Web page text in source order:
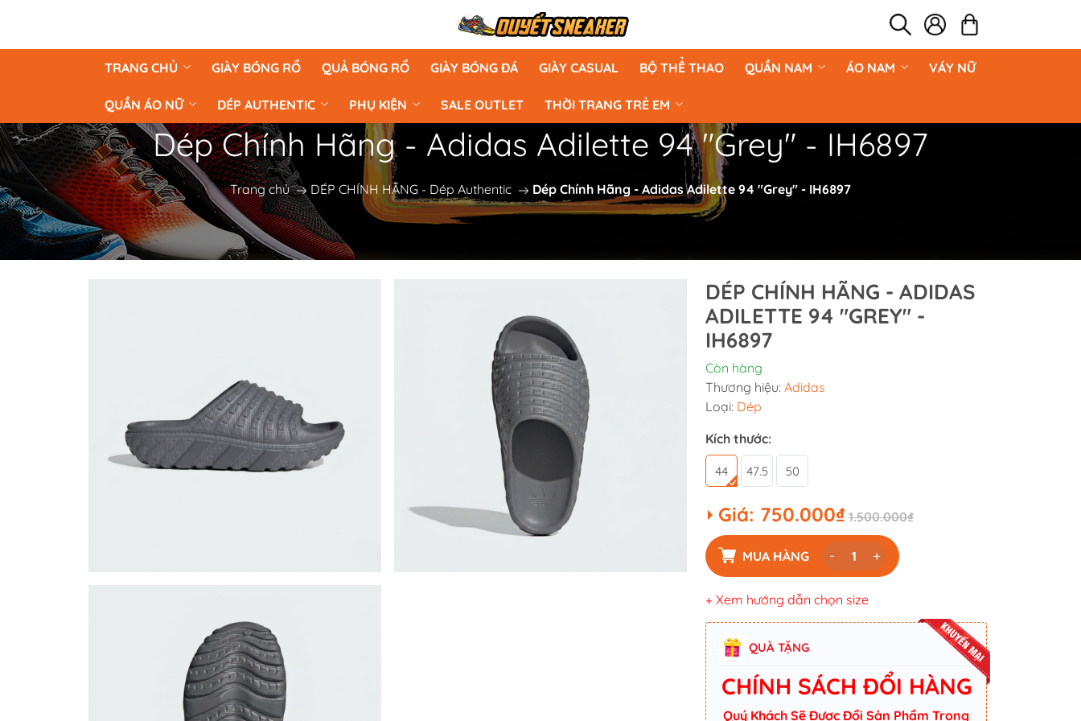
TRANG CHỦ GIÀY BÓNG RỔ QUẢ BÓNG RỔ GIÀY BÓNG ĐÁ GIÀY CASUAL BỘ THỂ THAO QUẦN NAM ÁO NAM VÁY NỮ
QUẦN ÁO NỮ DÉP AUTHENTIC PHỤ KIỆN SALE OUTLET THỜI TRANG TRẺ EM
Dép Chính Hãng - Adidas Adilette 94 "Grey" - IH6897
Trang chủ DÉP CHÍNH HÃNG - Dép Authentic Dép Chính Hãng - Adidas Adilette 94 "Grey" - IH6897
DÉP CHÍNH HÃNG - ADIDAS
ADILETTE 94 "GREY" -
IH6897
Còn hàng
Thương hiệu: Adidas
Loại: Dép
Kích thước:
44 47.5 50
Giá: 750.000₫ 1.500.000₫
MUA HÀNG - +
+ Xem hướng dẫn chọn size
QUÀ TẶNG
CHÍNH SÁCH ĐỔI HÀNG
Quý Khách Sẽ Được Đổi Sản Phẩm Trong